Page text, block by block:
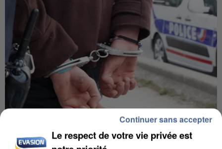
L’UN DES FONDATEURS SUPPOSÉS DE LA DZ
Le respect de votre vie privée est
Continuer sans accepter